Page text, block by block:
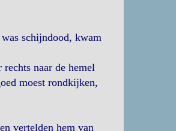
schijndood, kwam
naar de hemel
moest rondkijken,
vertelden hem van